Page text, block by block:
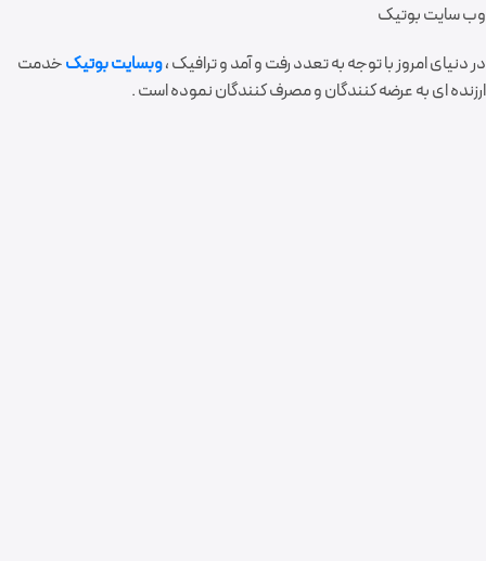
وب سایت بوتیک
در دنیای امروز با توجه به تعدد رفت و آمد و ترافیک ،وبسایت بوتیکخدمت
ارزنده ای به عرضه کنندگان و مصرف کنندگان نموده است .